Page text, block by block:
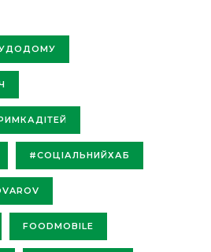
#СОЦІАЛЬНИЙХАБ
FOODMOBILE